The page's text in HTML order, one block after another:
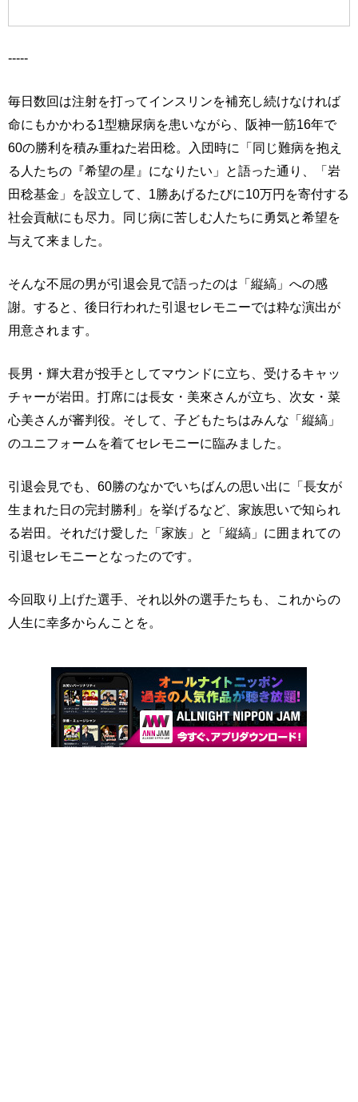
-----
毎日数回は注射を打ってインスリンを補充し続けなければ
命にもかかわる1型糖尿病を患いながら、阪神一筋16年で
60の勝利を積み重ねた岩田稔。入団時に「同じ難病を抱え
る人たちの『希望の星』になりたい」と語った通り、「岩
田稔基金」を設立して、1勝あげるたびに10万円を寄付する
社会貢献にも尽力。同じ病に苦しむ人たちに勇気と希望を
与えて来ました。
そんな不屈の男が引退会見で語ったのは「縦縞」への感
謝。すると、後日行われた引退セレモニーでは粋な演出が
用意されます。
長男・輝大君が投手としてマウンドに立ち、受けるキャッ
チャーが岩田。打席には長女・美來さんが立ち、次女・菜
心美さんが審判役。そして、子どもたちはみんな「縦縞」
のユニフォームを着てセレモニーに臨みました。
引退会見でも、60勝のなかでいちばんの思い出に「長女が
生まれた日の完封勝利」を挙げるなど、家族思いで知られ
る岩田。それだけ愛した「家族」と「縦縞」に囲まれての
引退セレモニーとなったのです。
今回取り上げた選手、それ以外の選手たちも、これからの
人生に幸多からんことを。